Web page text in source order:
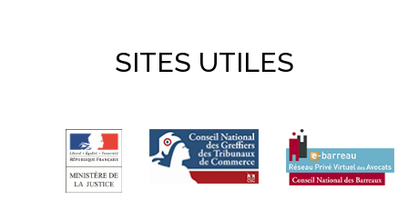
SITES UTILES